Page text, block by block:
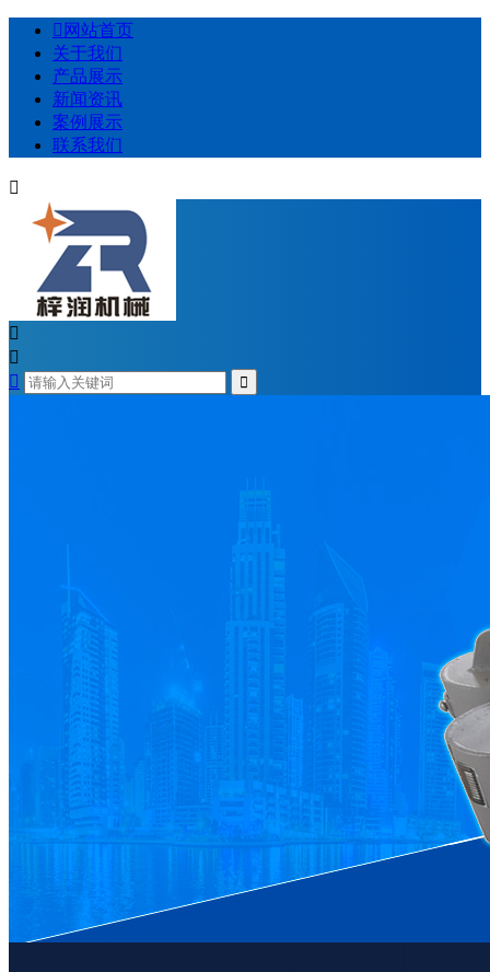
 网站首页
关于我们
产品展示
新闻资讯
案例展示
联系我们



